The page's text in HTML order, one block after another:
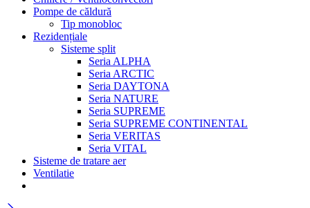
Pompe de căldură
Tip monobloc
Rezidențiale
Sisteme split
Seria ALPHA
Seria ARCTIC
Seria DAYTONA
Seria NATURE
Seria SUPREME
Seria SUPREME CONTINENTAL
Seria VERITAS
Seria VITAL
Sisteme de tratare aer
Ventilatie